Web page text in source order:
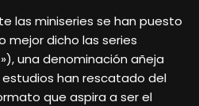
las miniseries se han puesto
mejor dicho las series
una denominación añeja
han rescatado del
que aspira a ser el